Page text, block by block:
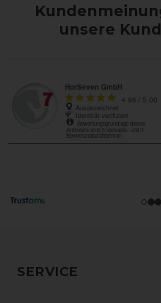
unsere
SERVICE